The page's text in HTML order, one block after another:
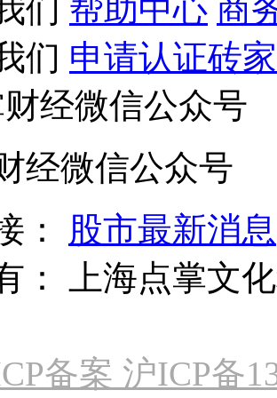
们 帮助中心 商
们 申请认证砖家
经微信公众号
：
股市最新消息
：
上海点掌文
备案 沪ICP备